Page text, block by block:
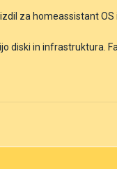
za homeassistant
diski in infrastruktura.